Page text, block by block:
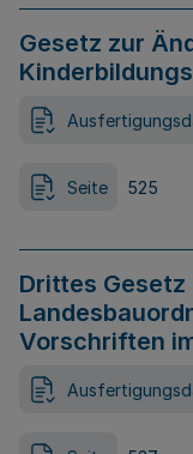
Gesetz zur
Seite 525
Drittes
Vorschriften